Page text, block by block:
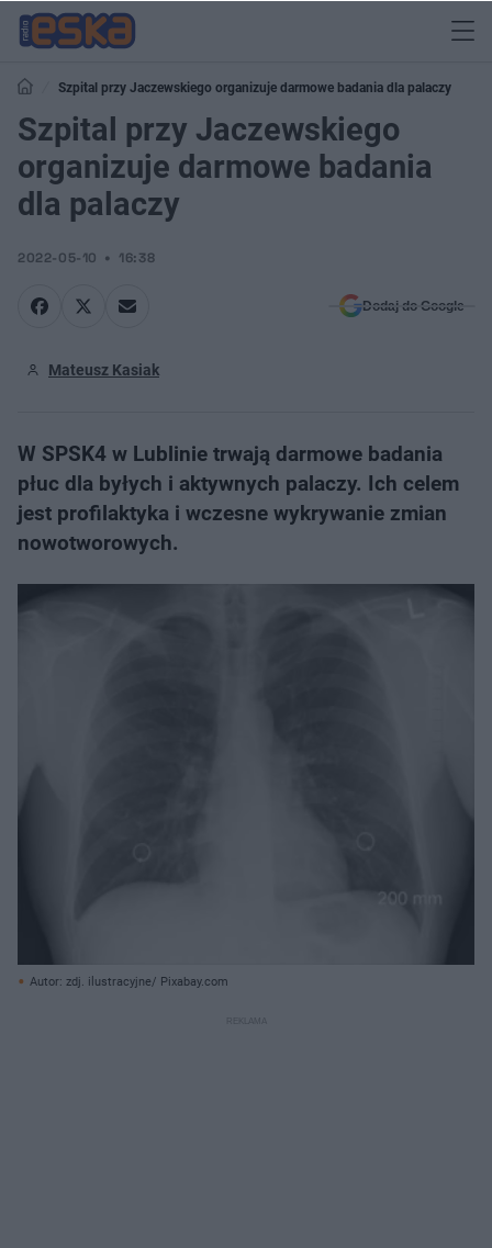
Szpital przy Jaczewskiego organizuje darmowe badania dla palaczy
Szpital przy Jaczewskiego
organizuje darmowe badania
dla palaczy
2022-05-10 16:38
Dodaj do Google
Mateusz Kasiak
W SPSK4 w Lublinie trwają darmowe badania
płuc dla byłych i aktywnych palaczy. Ich celem
jest profilaktyka i wczesne wykrywanie zmian
nowotworowych.
Autor: zdj. ilustracyjne/ Pixabay.com